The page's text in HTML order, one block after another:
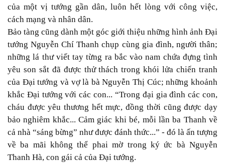
của một vị tướng gần dân, luôn hết lòng với công việc,
cách mạng và nhân dân.
Bảo tàng cũng dành một góc giới thiệu những hình ảnh Đại
tướng Nguyễn Chí Thanh chụp cùng gia đình, người thân;
những lá thư viết tay từng ra bắc vào nam chứa đựng tình
yêu son sắt đã được thử thách trong khói lửa chiến tranh
của Đại tướng và vợ là bà Nguyễn Thị Cúc; những khoảnh
khắc Đại tướng với các con... “Trong đại gia đình các con,
cháu được yêu thương hết mực, đồng thời cũng được dạy
bảo nghiêm khắc... Cảm giác khi bé, mỗi lần ba Thanh về
cả nhà “sáng bừng” như được đánh thức...” - đó là ấn tượng
về ba mãi không thể phai mờ trong ký ức bà Nguyễn
Thanh Hà, con gái cả của Đại tướng.